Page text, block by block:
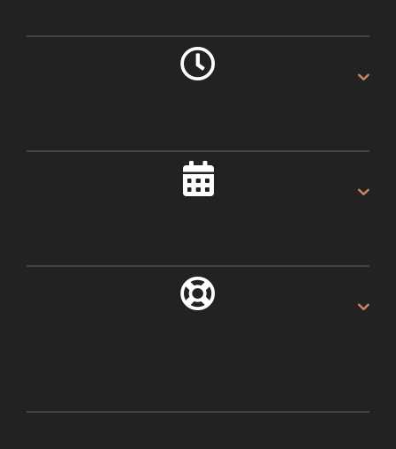
Gratis verzending op alles.
Als u voor 16:00u besteld.
Recht van retour.
En de beste service.